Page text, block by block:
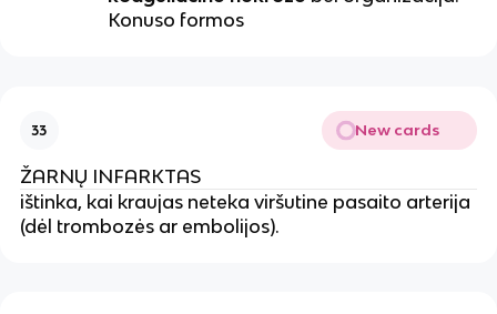
Konuso formos
33 New cards
ŽARNŲ INFARKTAS
ištinka, kai kraujas neteka viršutine pasaito arterija
(dėl trombozės ar embolijos).